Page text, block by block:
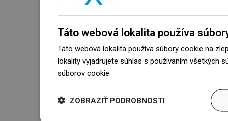
Naše výrobky na vás čakajú v
modernom sklade.Vždy pripravený na
prepravu!
Táto webová lokalita používa
Táto webová lokalita používa súbory cookie na
lokality vyjadrujete súhlas s používaním všetkých
súborov cookie.
ZOBRAZIŤ PODROBNOSTI